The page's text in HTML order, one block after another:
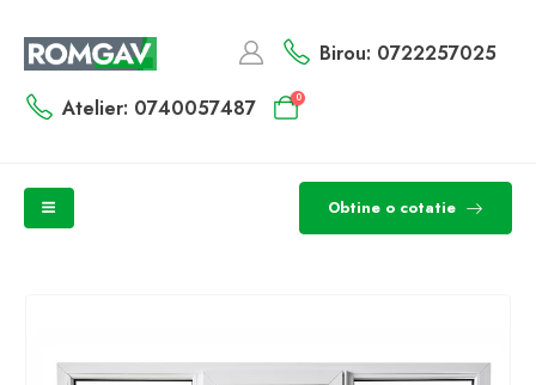
Birou: 0722257025
Atelier: 0740057487
0
Obtine o cotatie